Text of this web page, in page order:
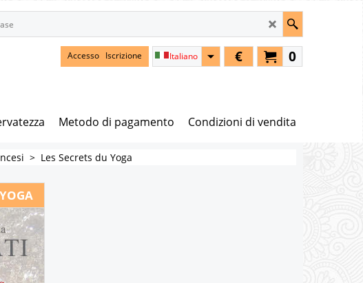
0
€
Italiano
Accesso Iscrizione
Metodo di pagamento Condizioni di vendita
> Les Secrets du Yoga